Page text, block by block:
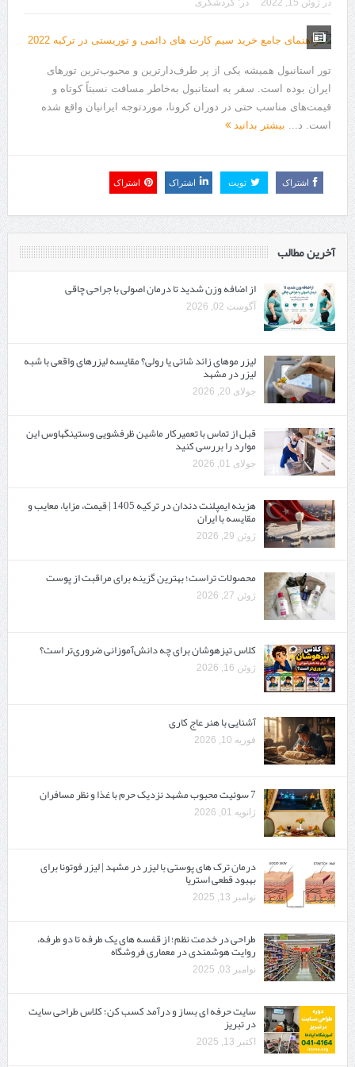
ایران
محصولات تراست؛ بهترین گزینه برای مراقبت از پوست
کلاس تیزهوشان برای چه دانش‌آموزانی ضروری‌تر است؟
آشنایی با هنر عاج کاری
درمان ترک های پوستی با لیزر در مشهد | لیزر فوتونا برای بهبود قطعی
استریا
طراحی در خدمت نظم؛ از قفسه ‌های یک‌ طرفه تا دو طرفه، روایت
هوشمندی در معماری فروشگاه
در ژوئن 15, 2022 در: گردشگری
تور استانبول همیشه یکی از پر طرف‌دارترین و محبوب‌ترین تورهای
ایران بوده است. سفر به استانبول به‌خاطر مسافت نسبتاً کوتاه و
قیمت‌های مناسب حتی در دوران کرونا، موردتوجه ایرانیان واقع شده
است. د... بیشتر بدانید
اشتراک تویت اشتراک اشتراک
آخرین مطالب
از اضافه وزن شدید تا درمان اصولی با جراحی چاقی
آگوست 02, 2026
لیزر موهای زائد شاتی یا رولی؟ مقایسه لیزرهای واقعی با شبه‌
لیزر در مشهد
جولای 20, 2026
قبل از تماس با تعمیرکار ماشین ظرفشویی وستینگهاوس این
موارد را بررسی کنید
جولای 01, 2026
هزینه ایمپلنت دندان در ترکیه 1405 | قیمت، مزایا، معایب و
مقایسه با ایران
ژوئن 29, 2026
محصولات تراست؛ بهترین گزینه برای مراقبت از پوست
ژوئن 27, 2026
کلاس تیزهوشان برای چه دانش‌آموزانی ضروری‌تر است؟
ژوئن 16, 2026
آشنایی با هنر عاج کاری
فوریه 10, 2026
7 سوئیت محبوب مشهد نزدیک حرم با غذا و نظر مسافران
ژانویه 01, 2026
درمان ترک های پوستی با لیزر در مشهد | لیزر فوتونا برای
بهبود قطعی استریا
نوامبر 13, 2025
طراحی در خدمت نظم؛ از قفسه ‌های یک‌ طرفه تا دو طرفه،
روایت هوشمندی در معماری فروشگاه
نوامبر 03, 2025
سایت حرفه ‌ای بساز و درآمد کسب کن؛ کلاس طراحی سایت
در تبریز
اکتبر 13, 2025